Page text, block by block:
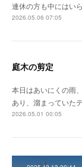
連休の方も中にはい
2026.05.06 07:05
庭木の剪定
本日はあいにくの雨
あり、溜まっていた
2026.05.01 00:05